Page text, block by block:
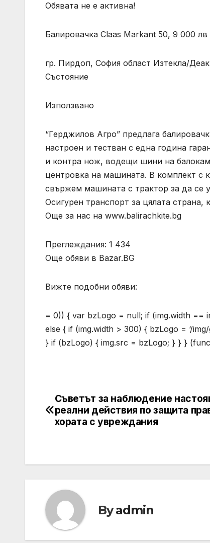
Обявата не е активна!
Балировачка Claas Markant 50, 9 000 лв
гр. Пирдоп, София област Изтекла/
Състояние
Използвано
“Герджилов Агро” предлага
настроен и тестван с една година
и контра нож, водещи шини на
центровка на машината. В комплект с
свържем машината с трактор за да се
Осигурен транспорт за цялата страна,
Още за нас на www.balirachkite.bg
Преглеждания: 1 434
Още обяви в Bazar.BG
Вижте подобни обяви:
= 0)) { var bzLogo = null; if (img.width ==
else { if (img.width > 300) { bzLogo = ‘/
} if (bzLogo) { img.src = bzLogo; } } }
Post
navigation
Съветът за наблюдение
реални действия по защита
хората с увреждания
Byadmin